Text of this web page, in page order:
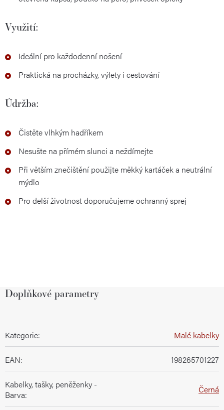
Využití:
Ideální pro každodenní nošení
Praktická na procházky, výlety i cestování
Údržba:
Čistěte vlhkým hadříkem
Nesušte na přímém slunci a neždímejte
Při větším znečištění použijte měkký kartáček a neutrální
mýdlo
Pro delší životnost doporučujeme ochranný sprej
Doplňkové parametry
Kategorie: Malé kabelky
EAN: 198265701227
Kabelky, tašky, peněženky -
Barva: Černá